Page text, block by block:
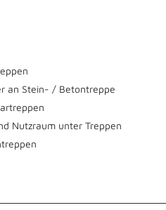
an Stein- / Betontreppe
Nutzraum unter Treppen